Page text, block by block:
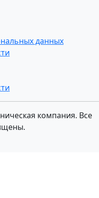
данных
компания. Все